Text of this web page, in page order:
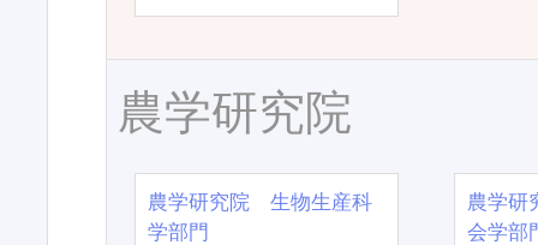
農学研究院
農学研究院 生物生産科
学部門
農学
会学部